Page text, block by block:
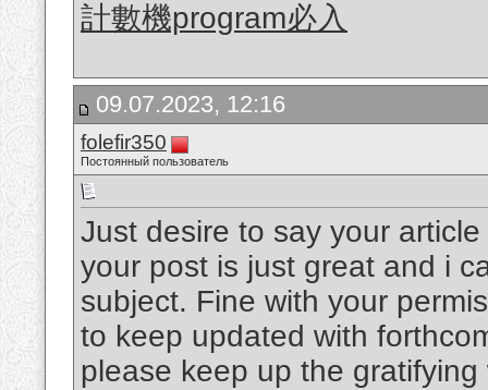
計數機program必入
09.07.2023, 12:16
folefir350
Постоянный пользователь
Just desire to say your
your post is just great and i
subject. Fine with your
to keep updated with
please keep up the gratifying